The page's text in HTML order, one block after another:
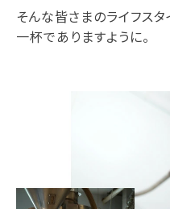
そんな皆さまのライフス
一杯でありますように。